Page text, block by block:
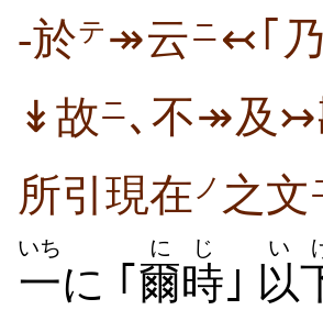
-於テ ↠云ニ ↢｢
↡故ニ､不↠及↣
所引現在 ノ 之文
一
いち
に ｢ 爾時
にじ
｣ 以
い